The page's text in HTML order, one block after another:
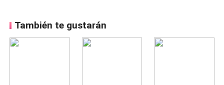
También te gustarán